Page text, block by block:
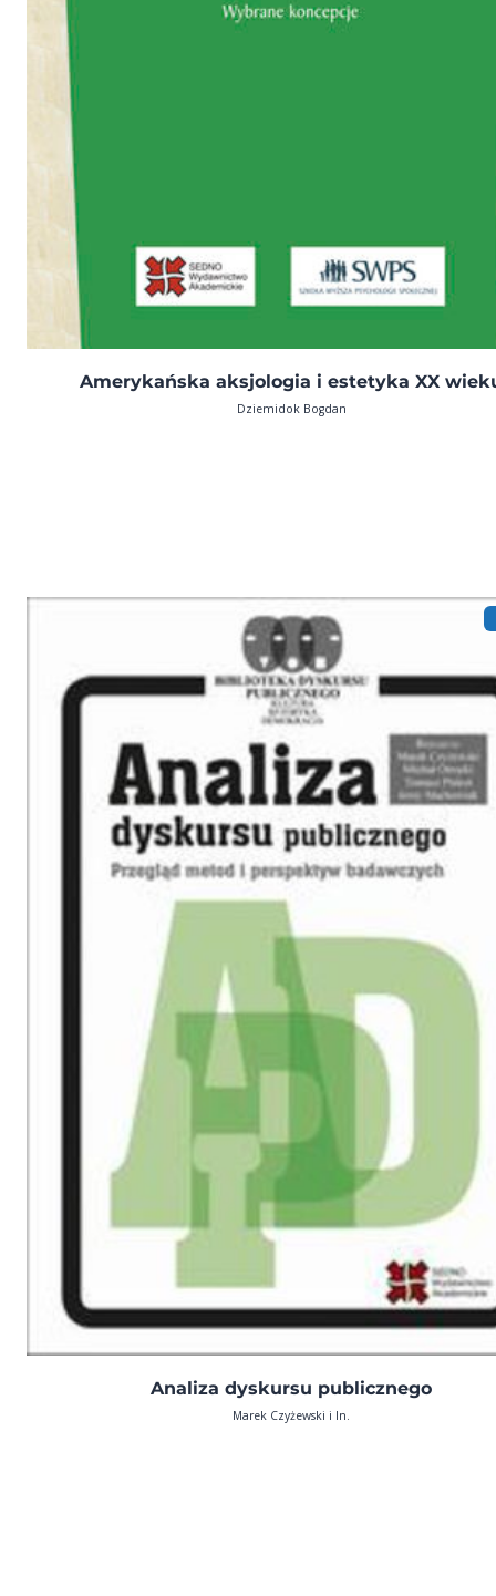
Amerykańska aksjologia i estetyka XX
Dziemidok Bogdan
Analiza dyskursu publicznego
Marek Czyżewski i In.